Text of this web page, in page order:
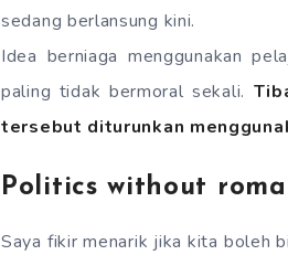
sedang berlansung kini.
Idea berniaga menggunakan
paling tidak bermoral sekali.
tersebut diturunkan
Politics without
Saya fikir menarik jika kita boleh